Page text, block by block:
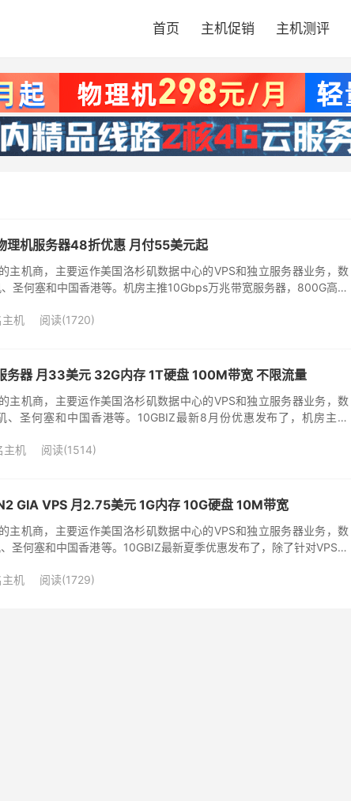
首页 主机促销 主机测评
理机服务器48折优惠 月付55美元起
主机商，主要运作美国洛杉矶数据中心的VPS和独立服务器业务，数
圣何塞和中国香港等。机房主推10Gbps万兆带宽服务器，800G高防
机 阅读(1720)
务器 月33美元 32G内存 1T硬盘 100M带宽 不限流量
主机商，主要运作美国洛杉矶数据中心的VPS和独立服务器业务，数
、圣何塞和中国香港等。10GBIZ最新8月份优惠发布了，机房主推
主机 阅读(1514)
GIA VPS 月2.75美元 1G内存 10G硬盘 10M带宽
主机商，主要运作美国洛杉矶数据中心的VPS和独立服务器业务，数
圣何塞和中国香港等。10GBIZ最新夏季优惠发布了，除了针对VPS主
机 阅读(1729)